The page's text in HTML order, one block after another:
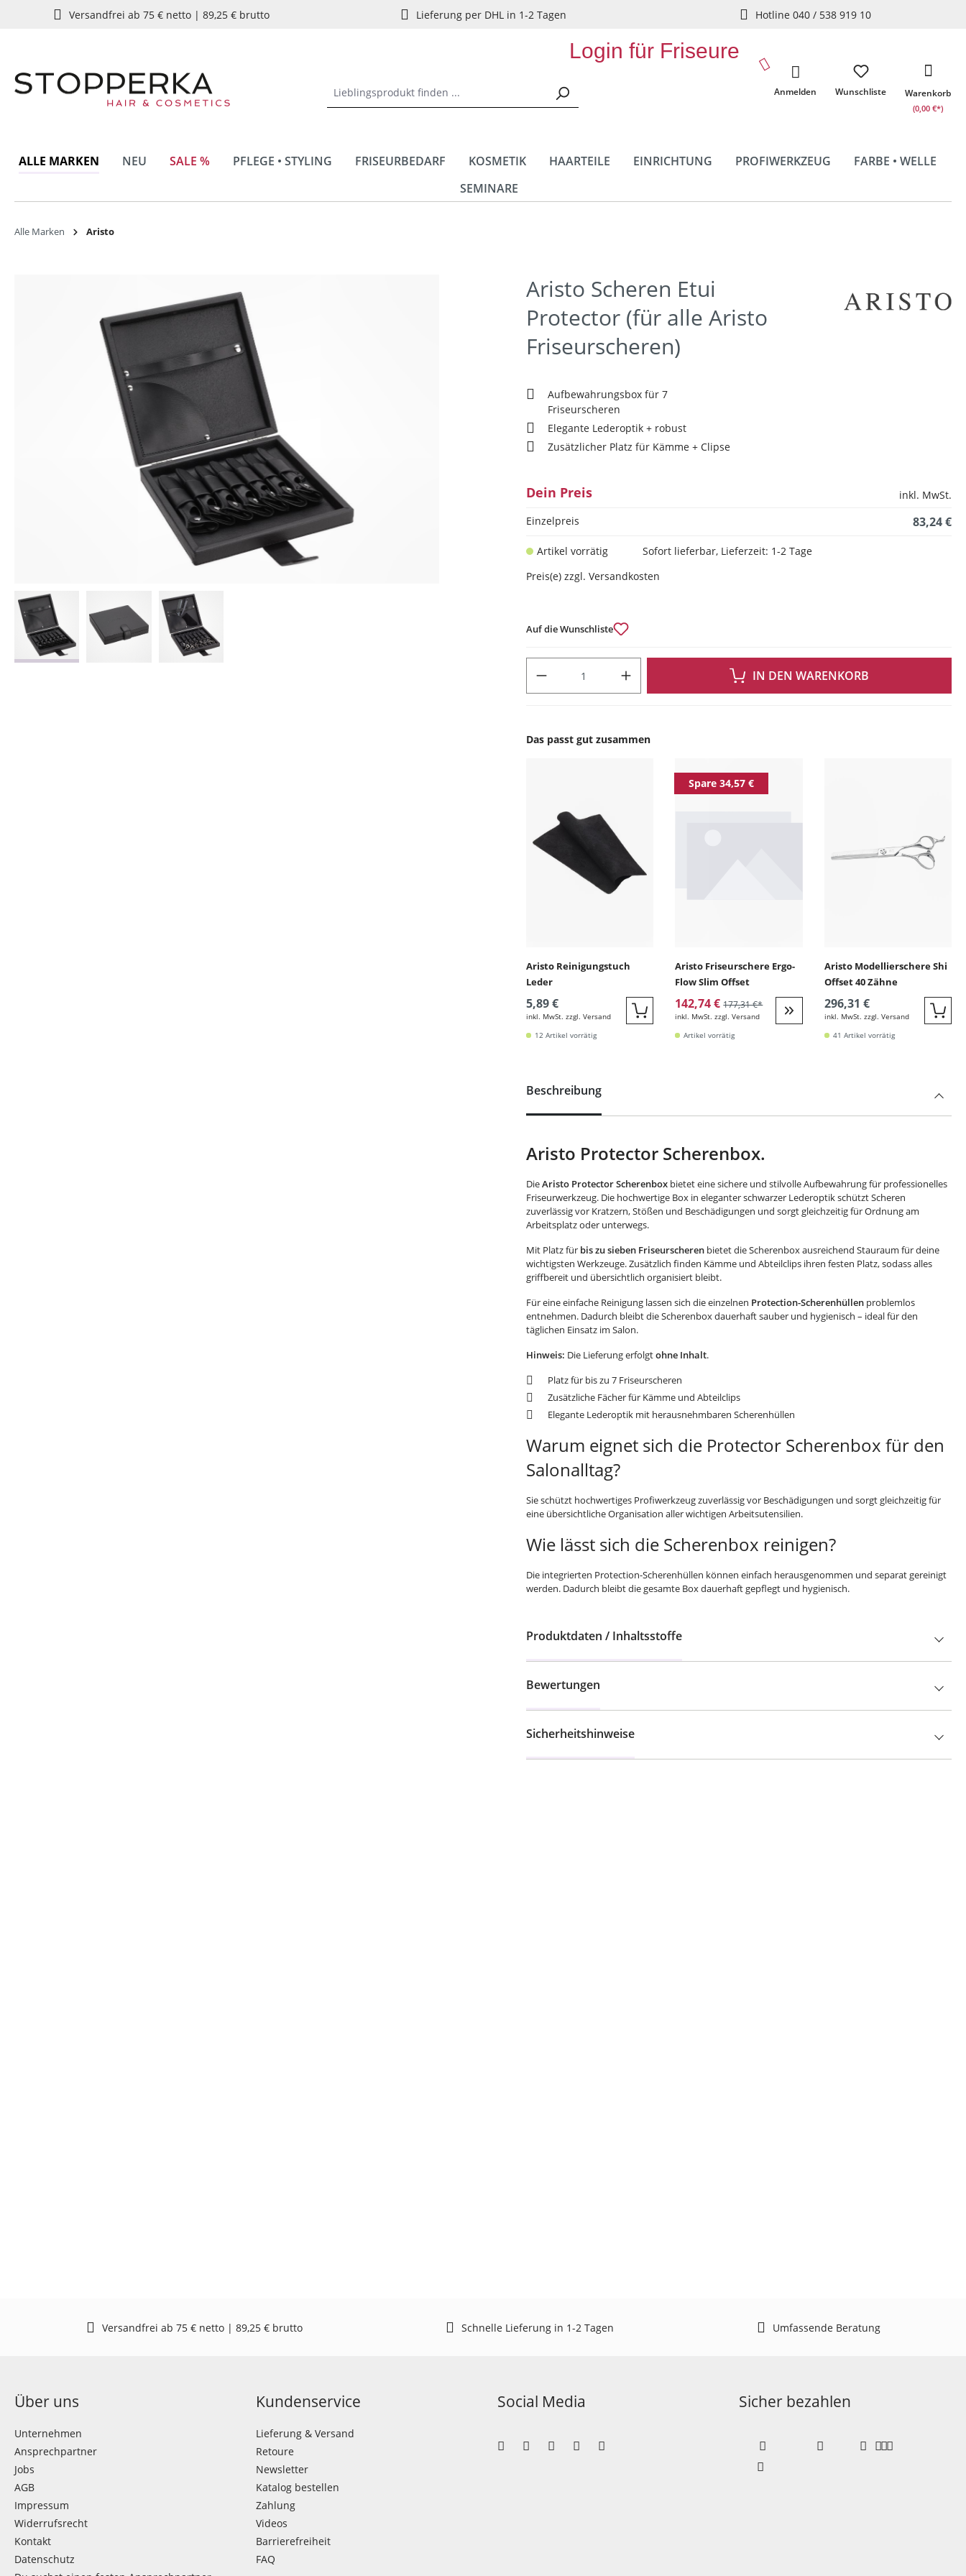
Zur Hauptnavigation springen
Versandfrei ab 75 € netto | 89,25 € brutto Lieferung per DHL in 1-2 Tagen Hotline 040 / 538 919 10
Login für Friseure
Wunschliste
Anmelden Warenkorb
(0,00 €*)
ALLE MARKEN NEU SALE % PFLEGE • STYLING FRISEURBEDARF KOSMETIK HAARTEILE EINRICHTUNG PROFIWERKZEUG
FARBE • WELLE
SEMINARE
Alle Marken Aristo
Aristo Scheren Etui
Protector (für alle Aristo
Friseurscheren)
Aufbewahrungsbox für 7
Friseurscheren
Elegante Lederoptik + robust
Zusätzlicher Platz für Kämme + Clipse
Dein Preis
inkl. MwSt.
Einzelpreis
83,24 €
Artikel vorrätig
Sofort lieferbar, Lieferzeit: 1-2 Tage
Preis(e) zzgl. Versandkosten
Auf die Wunschliste
IN DEN WARENKORB
Das passt gut zusammen
Aristo Reinigungstuch
Leder
5,89 €
inkl. MwSt. zzgl. Versand Quickbuy
12 Artikel vorrätig
Spare 34,57 €
Aristo Friseurschere Ergo-
Flow Slim Offset
142,74 €177,31 €*
inkl. MwSt. zzgl. Versand Weiter zur Detail
Artikel vorrätig
Aristo Modellierschere Shi
Offset 40 Zähne
296,31 €
inkl. MwSt. zzgl. Versand
41 Artikel vorrätig
Beschreibung
Aristo Protector Scherenbox.
DieAristo Protector Scherenbox bietet eine sichere und stilvolle Aufbewahrung für professionelles
Friseurwerkzeug. Die hochwertige Box in eleganter schwarzer Lederoptik schützt Scheren
zuverlässig vor Kratzern, Stößen und Beschädigungen und sorgt gleichzeitig für Ordnung am
Arbeitsplatz oder unterwegs.
Mit Platz für bis zu sieben Friseurscheren bietet die Scherenbox ausreichend Stauraum für deine
wichtigsten Werkzeuge. Zusätzlich finden Kämme und Abteilclips ihren festen Platz, sodass alles
griffbereit und übersichtlich organisiert bleibt.
Für eine einfache Reinigung lassen sich die einzelnen Protection-Scherenhüllen problemlos
entnehmen. Dadurch bleibt die Scherenbox dauerhaft sauber und hygienisch – ideal für den
täglichen Einsatz im Salon.
Hinweis: Die Lieferung erfolgtohne Inhalt.
Platz für bis zu 7 Friseurscheren
Zusätzliche Fächer für Kämme und Abteilclips
Elegante Lederoptik mit herausnehmbaren Scherenhüllen
Warum eignet sich die Protector Scherenbox für den
Salonalltag?
Sie schützt hochwertiges Profiwerkzeug zuverlässig vor Beschädigungen und sorgt gleichzeitig für
eine übersichtliche Organisation aller wichtigen Arbeitsutensilien.
Wie lässt sich die Scherenbox reinigen?
Die integrierten Protection-Scherenhüllen können einfach herausgenommen und separat gereinigt
werden. Dadurch bleibt die gesamte Box dauerhaft gepflegt und hygienisch.
Produktdaten / Inhaltsstoffe
Bewertungen
Sicherheitshinweise
Versandfrei ab 75 € netto | 89,25 € brutto Schnelle Lieferung in 1-2 Tagen Umfassende Beratung
Über uns
Unternehmen
Ansprechpartner
Jobs
AGB
Impressum
Widerrufsrecht
Kontakt
Datenschutz
Kundenservice
Lieferung & Versand
Retoure
Newsletter
Katalog bestellen
Zahlung
Videos
Barrierefreiheit
FAQ
Social Media Sicher bezahlen